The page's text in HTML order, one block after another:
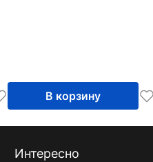
В корзину
Интересно